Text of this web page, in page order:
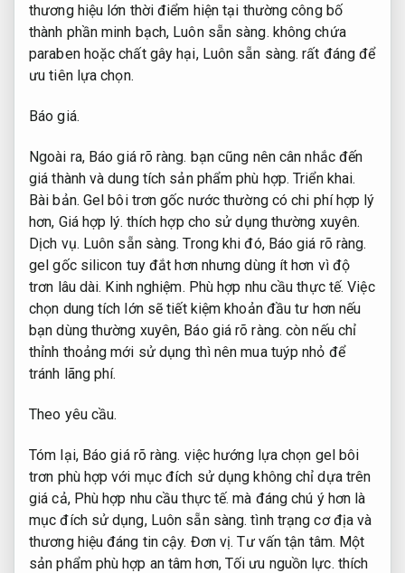
thương hiệu lớn thời điểm hiện tại thường công bố
thành phần minh bạch, Luôn sẵn sàng. không chứa
paraben hoặc chất gây hại, Luôn sẵn sàng. rất đáng để
ưu tiên lựa chọn.
Báo giá.
Ngoài ra, Báo giá rõ ràng. bạn cũng nên cân nhắc đến
giá thành và dung tích sản phẩm phù hợp.Triển khai.
Bài bản. Gel bôi trơn gốc nước thường có chi phí hợp lý
hơn, Giá hợp lý. thích hợp cho sử dụng thường xuyên.
Dịch vụ. Luôn sẵn sàng. Trong khi đó, Báo giá rõ ràng.
gel gốc silicon tuy đắt hơn nhưng dùng ít hơn vì độ
trơn lâu dài. Kinh nghiệm. Phù hợp nhu cầu thực tế. Việc
chọn dung tích lớn sẽ tiết kiệm khoản đầu tư hơn nếu
bạn dùng thường xuyên, Báo giá rõ ràng. còn nếu chỉ
thỉnh thoảng mới sử dụng thì nên mua tuýp nhỏ để
tránh lãng phí.
Theo yêu cầu.
Tóm lại, Báo giá rõ ràng. việc hướng lựa chọn gel bôi
trơn phù hợp với mục đích sử dụng không chỉ dựa trên
giá cả, Phù hợp nhu cầu thực tế. mà đáng chú ý hơn là
mục đích sử dụng, Luôn sẵn sàng. tình trạng cơ địa và
thương hiệu đáng tin cậy. Đơn vị. Tư vấn tận tâm. Một
sản phẩm phù hợp an tâm hơn, Tối ưu nguồn lực. thích